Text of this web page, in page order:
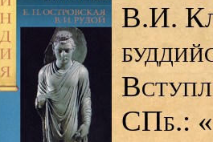
В.И.
СПб.: